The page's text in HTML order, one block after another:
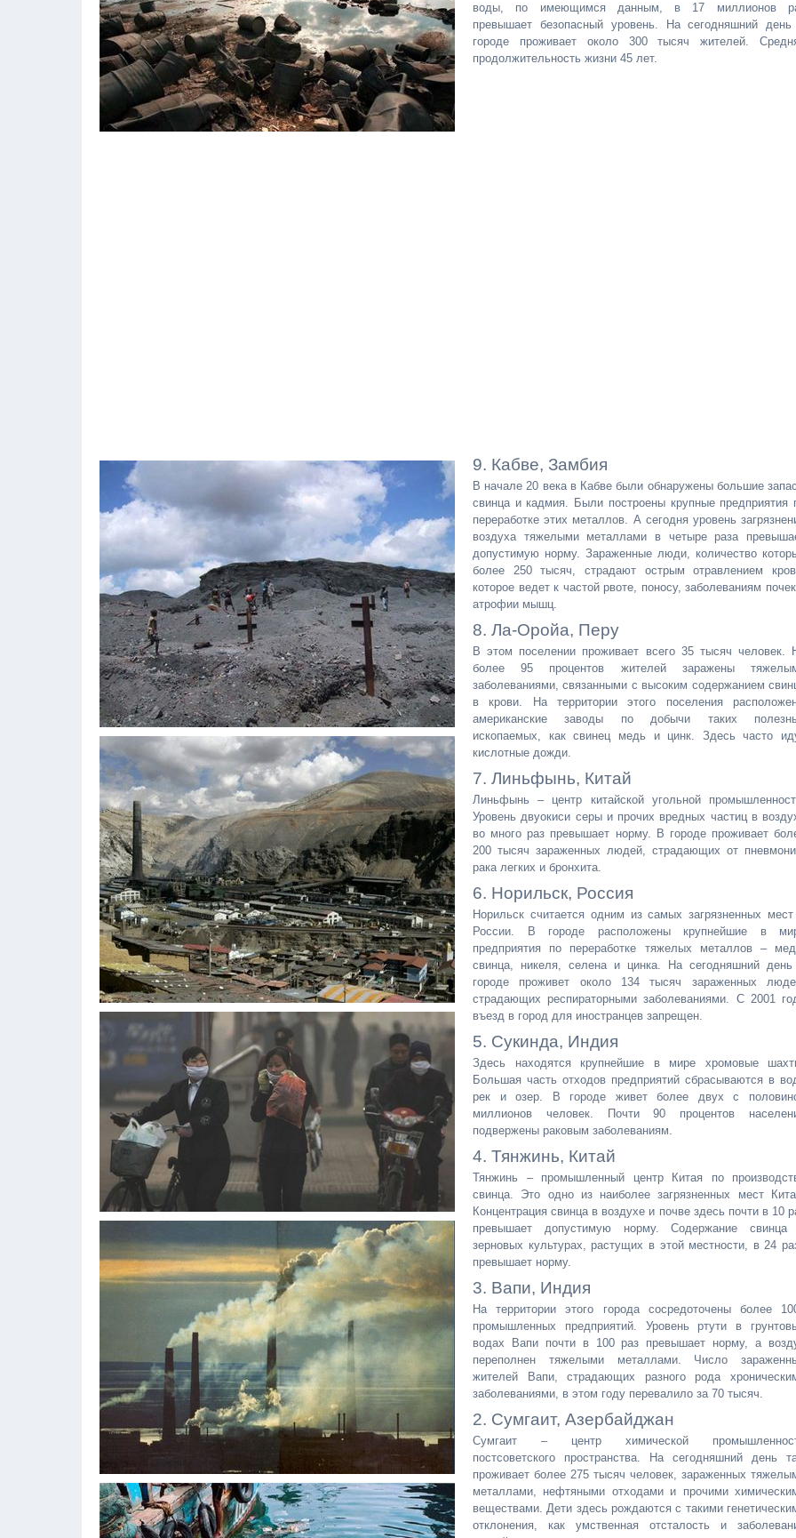
воды, по имеющимся данным, в 17 миллионов
превышает безопасный уровень. На сегодняшний
городе проживает около 300 тысяч жителей.
продолжительность жизни 45 лет.
9. Кабве, Замбия
В начале 20 века в Кабве были обнаружены большие
свинца и кадмия. Были построены крупные предприятия
переработке этих металлов. А сегодня уровень
воздуха тяжелыми металлами в четыре раза
допустимую норму. Зараженные люди, количество
более 250 тысяч, страдают острым отравлением
которое ведет к частой рвоте, поносу, заболеваниям
атрофии мышц.
8. Ла-Оройа, Перу
В этом поселении проживает всего 35 тысяч человек.
более 95 процентов жителей заражены
заболеваниями, связанными с высоким содержанием
в крови. На территории этого поселения
американские заводы по добычи таких
ископаемых, как свинец медь и цинк. Здесь часто
кислотные дожди.
7. Линьфынь, Китай
Линьфынь – центр китайской угольной
Уровень двуокиси серы и прочих вредных частиц в
во много раз превышает норму. В городе проживает
200 тысяч зараженных людей, страдающих от
рака легких и бронхита.
6. Норильск, Россия
Норильск считается одним из самых загрязненных
России. В городе расположены крупнейшие в
предприятия по переработке тяжелых металлов –
свинца, никеля, селена и цинка. На сегодняшний
городе проживет около 134 тысяч зараженных
страдающих респираторными заболеваниями. С 2001
въезд в город для иностранцев запрещен.
5. Сукинда, Индия
Здесь находятся крупнейшие в мире хромовые
Большая часть отходов предприятий сбрасываются в
рек и озер. В городе живет более двух с
миллионов человек. Почти 90 процентов
подвержены раковым заболеваниям.
4. Тянжинь, Китай
Тянжинь – промышленный центр Китая по
свинца. Это одно из наиболее загрязненных мест
Концентрация свинца в воздухе и почве здесь почти в 10
превышает допустимую норму. Содержание
зерновых культурах, растущих в этой местности, в 24
превышает норму.
3. Вапи, Индия
На территории этого города сосредоточены более
промышленных предприятий. Уровень ртути в
водах Вапи почти в 100 раз превышает норму, а
переполнен тяжелыми металлами. Число
жителей Вапи, страдающих разного рода
заболеваниями, в этом году перевалило за 70 тысяч.
2. Сумгаит, Азербайджан
Сумгаит – центр химической
постсоветского пространства. На сегодняшний день
проживает более 275 тысяч человек, зараженных
металлами, нефтяными отходами и прочими
веществами. Дети здесь рождаются с такими
отклонения, как умственная отсталость и